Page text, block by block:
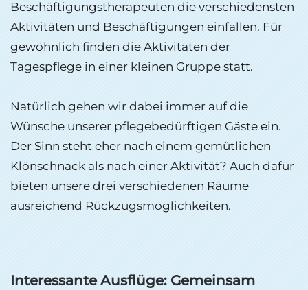
Beschäftigungstherapeuten die verschiedensten
Aktivitäten und Beschäftigungen einfallen. Für
gewöhnlich finden die Aktivitäten der
Tagespflege in einer kleinen Gruppe statt.
Natürlich gehen wir dabei immer auf die
Wünsche unserer pflegebedürftigen Gäste ein.
Der Sinn steht eher nach einem gemütlichen
Klönschnack als nach einer Aktivität? Auch dafür
bieten unsere drei verschiedenen Räume
ausreichend Rückzugsmöglichkeiten.
Interessante Ausflüge: Gemeinsam